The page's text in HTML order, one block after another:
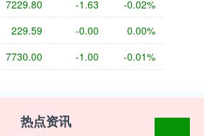
7229.80 -1.63 -0.02%
229.59 -0.00 0.00%
7730.00 -1.00 -0.01%
热点资讯